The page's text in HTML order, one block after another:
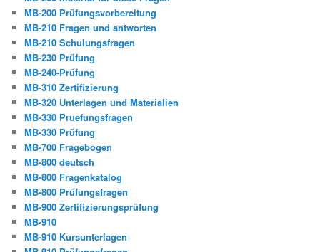
MB-200 Prüfungsvorbereitung
MB-210 Fragen und antworten
MB-210 Schulungsfragen
MB-230 Prüfung
MB-240-Prüfung
MB-310 Zertifizierung
MB-320 Unterlagen und Materialien
MB-330 Pruefungsfragen
MB-330 Prüfung
MB-700 Fragebogen
MB-800 deutsch
MB-800 Fragenkatalog
MB-800 Prüfungsfragen
MB-900 Zertifizierungsprüfung
MB-910
MB-910 Kursunterlagen